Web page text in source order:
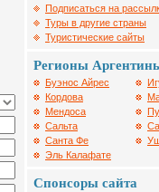
Подписаться на
Туры в другие страны
Туристические сайты
Регионы
Буэнос Айрес
Кордова
Мендоса
Сальта
Санта Фе
Эль Калафате
Спонсоры сайта